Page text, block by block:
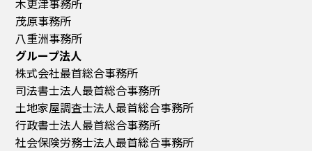
木更津事務所
茂原事務所
八重洲事務所
グループ法人
株式会社最首総合事務所
司法書士法人最首総合事務所
土地家屋調査士法人最首総合事務所
行政書士法人最首総合事務所
社会保険労務士法人最首総合事務所